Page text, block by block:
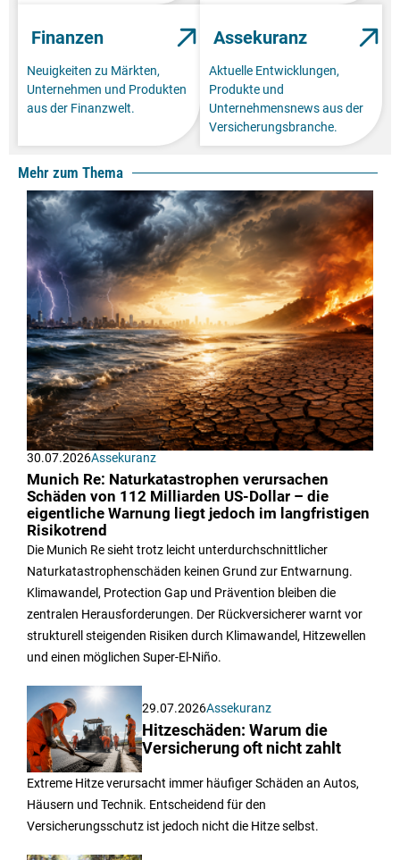
Finanzen
Neuigkeiten zu Märkten,
Unternehmen und Produkten
aus der Finanzwelt.
Assekuranz
Aktuelle Entwicklungen,
Produkte und
Unternehmensnews aus der
Versicherungsbranche.
Mehr zum Thema
30.07.2026Assekuranz
Munich Re: Naturkatastrophen verursachen
Schäden von 112 Milliarden US-Dollar – die
eigentliche Warnung liegt jedoch im langfristigen
Risikotrend
Die Munich Re sieht trotz leicht unterdurchschnittlicher
Naturkatastrophenschäden keinen Grund zur Entwarnung.
Klimawandel, Protection Gap und Prävention bleiben die
zentralen Herausforderungen. Der Rückversicherer warnt vor
strukturell steigenden Risiken durch Klimawandel, Hitzewellen
und einen möglichen Super-El-Niño.
29.07.2026Assekuranz
Hitzeschäden: Warum die
Versicherung oft nicht zahlt
Extreme Hitze verursacht immer häufiger Schäden an Autos,
Häusern und Technik. Entscheidend für den
Versicherungsschutz ist jedoch nicht die Hitze selbst.